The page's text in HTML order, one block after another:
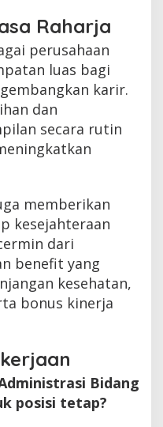
Raharja
perusahaan
luas bagi
karir.
dan
secara rutin
memberikan
kesejahteraan
dari
benefit yang
kesehatan,
bonus kinerja
Bidang
posisi tetap?